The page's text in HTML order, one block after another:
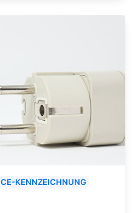
CE-KENNZEICHNUNG